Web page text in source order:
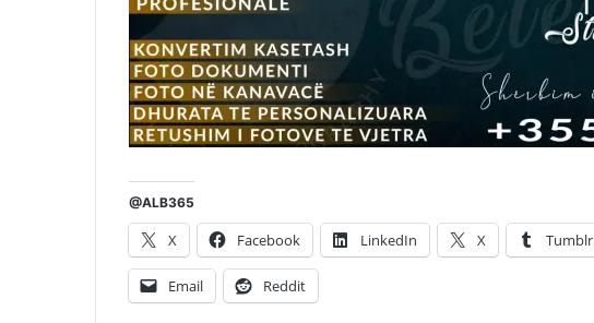
@ALB365
X Facebook LinkedIn X Tumblr
Email Reddit